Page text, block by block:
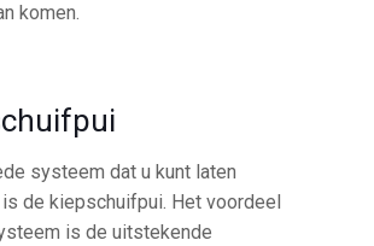
komen.
systeem dat u kunt laten
de kiepschuifpui. Het voordeel
is de uitstekende